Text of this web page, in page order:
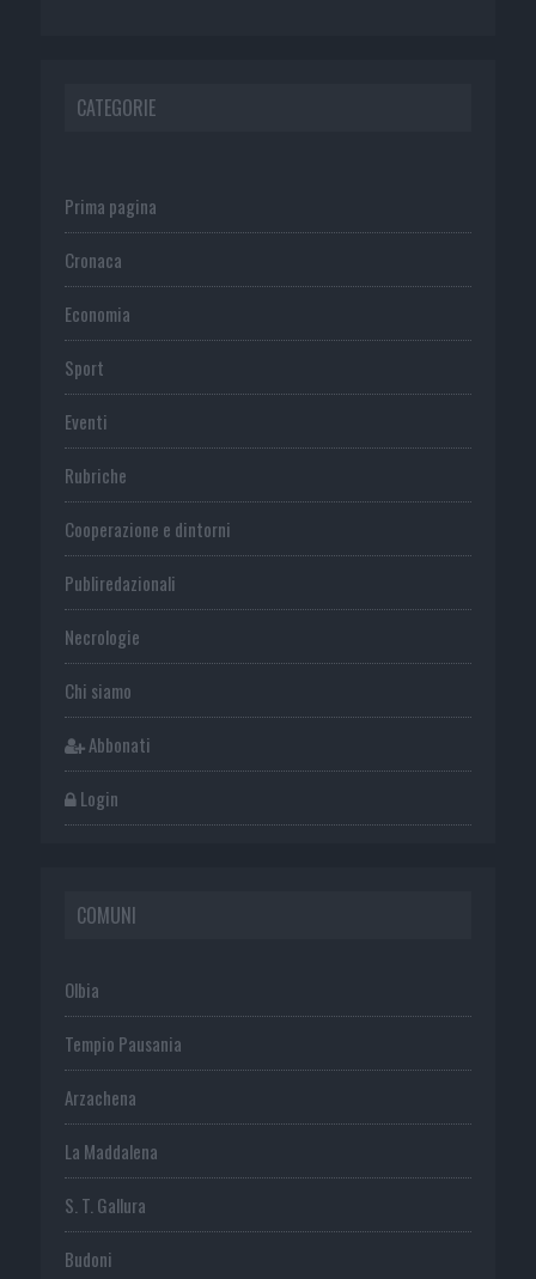
CATEGORIE
Prima pagina
Cronaca
Economia
Sport
Eventi
Rubriche
Cooperazione e dintorni
Publiredazionali
Necrologie
Chi siamo
Abbonati
Login
COMUNI
Olbia
Tempio Pausania
Arzachena
La Maddalena
S. T. Gallura
Budoni